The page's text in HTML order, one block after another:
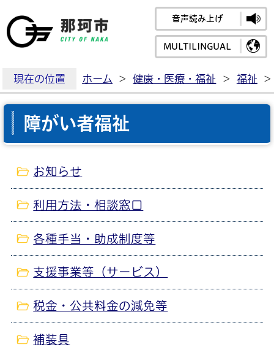
那珂市公式ホームペ
音声読み上げ
MULTILINGUAL
現在の位置 ホーム > 健康・医療・福祉 > 福祉 >
障がい者福祉
お知らせ
利用方法・相談窓口
各種手当・助成制度等
支援事業等（サービス）
税金・公共料金の減免等
補装具